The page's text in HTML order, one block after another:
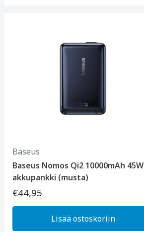
Baseus
Baseus Nomos Qi2 10000mAh 45W
akkupankki (musta)
€44,95
Lisää ostoskoriin